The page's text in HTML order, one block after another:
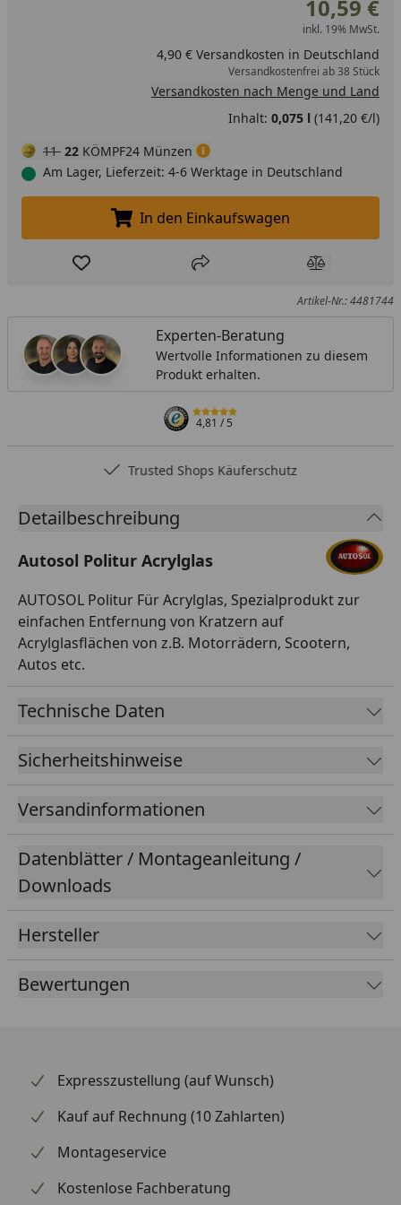
10,59 €
inkl. 19% MwSt.
4,90 € Versandkosten in Deutschland
Versandkostenfrei ab 38 Stück
Versandkosten nach Menge und Land
Inhalt: 0,075 l (141,20 €/l)
11 22 KÖMPF24 Münzen
Am Lager, Lieferzeit: 4-6 Werktage in Deutschland
In den Einkaufswagen legen
In den Einkaufswagen
Produkt zur Wunschliste hinzufügen
Teilen Produkt
Artikel-Nr.: 4481744
Experten-Beratung
Wertvolle Informationen zu diesem
Produkt erhalten.
4,81/ 5
Trusted Shops Käuferschutz
Detailbeschreibung
Autosol Politur Acrylglas
AUTOSOL Politur Für Acrylglas, Spezialprodukt zur
einfachen Entfernung von Kratzern auf
Acrylglasflächen von z.B. Motorrädern, Scootern,
Autos etc.
Technische Daten
Sicherheitshinweise
Versandinformationen
Datenblätter / Montageanleitung /
Downloads
Hersteller
Bewertungen
Expresszustellung (auf Wunsch)
Kauf auf Rechnung (10 Zahlarten)
Montageservice
Kostenlose Fachberatung